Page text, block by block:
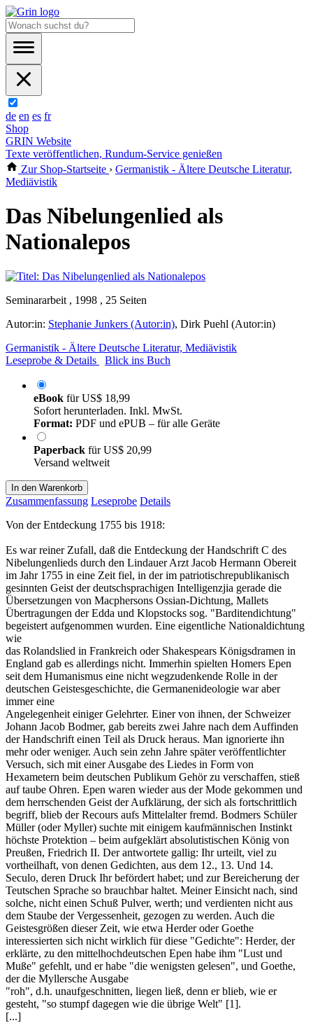
de en es fr
Shop
GRIN Website
Texte veröffentlichen, Rundum-Service genießen
Zur Shop-Startseite › Germanistik - Ältere Deutsche Literatur,
Mediävistik
Das Nibelungenlied als
Nationalepos
Seminararbeit , 1998 , 25 Seiten
Autor:in: Stephanie Junkers (Autor:in), Dirk Puehl (Autor:in)
Germanistik - Ältere Deutsche Literatur, Mediävistik
Leseprobe & Details
Blick ins Buch
eBook fürUS$ 18,99
Sofort herunterladen. Inkl. MwSt.
Format: PDF und ePUB – für alle Geräte
Paperback fürUS$ 20,99
Versand weltweit
In den Warenkorb
Zusammenfassung Leseprobe Details
Von der Entdeckung 1755 bis 1918:
Es war reiner Zufall, daß die Entdeckung der Handschrift C des
Nibelungenlieds durch den Lindauer Arzt Jacob Hermann Obereit
im Jahr 1755 in eine Zeit fiel, in der im patriotischrepublikanisch
gesinnten Geist der deutschsprachigen Intelligenzjia gerade die
Übersetzungen von Macphersons Ossian-Dichtung, Mallets
Übertragungen der Edda und Klopstocks sog. "Barditendichtung"
begeistert aufgenommen wurden. Eine eigentliche Nationaldichtung
wie
das Rolandslied in Frankreich oder Shakespears Königsdramen in
England gab es allerdings nicht. Immerhin spielten Homers Epen
seit dem Humanismus eine nicht wegzudenkende Rolle in der
deutschen Geistesgeschichte, die Germanenideologie war aber
immer eine
Angelegenheit einiger Gelehrter. Einer von ihnen, der Schweizer
Johann Jacob Bodmer, gab bereits zwei Jahre nach dem Auffinden
der Handschrift einen Teil als Druck heraus. Man ignorierte ihn
mehr oder weniger. Auch sein zehn Jahre später veröffentlichter
Versuch, sich mit einer Ausgabe des Liedes in Form von
Hexametern beim deutschen Publikum Gehör zu verschaffen, stieß
auf taube Ohren. Epen waren wieder aus der Mode gekommen und
dem herrschenden Geist der Aufklärung, der sich als fortschrittlich
begriff, blieb der Recours aufs Mittelalter fremd. Bodmers Schüler
Müller (oder Myller) suchte mit einigem kaufmännischen Instinkt
höchste Protektion – beim aufgeklärt absolutistischen König von
Preußen, Friedrich II. Der antwortete gallig: Ihr urteilt, viel zu
vortheilhaft, von denen Gedichten, aus dem 12., 13. Und 14.
Seculo, deren Druck Ihr befördert habet; und zur Bereicherung der
Teutschen Sprache so brauchbar haltet. Meiner Einsicht nach, sind
solche, nicht einen Schuß Pulver, werth; und verdienten nicht aus
dem Staube der Vergessenheit, gezogen zu werden. Auch die
Geistesgrößen dieser Zeit, wie etwa Herder oder Goethe
interessierten sich nicht wirklich für diese "Gedichte": Herder, der
erklärte, zu den mittelhochdeutschen Epen habe ihm "Lust und
Muße" gefehlt, und er habe "die wenigsten gelesen", und Goethe,
der die Myllersche Ausgabe
"roh", d.h. unaufgeschnitten, liegen ließ, denn er blieb, wie er
gesteht, "so stumpf dagegen wie die übrige Welt" [1].
[...]